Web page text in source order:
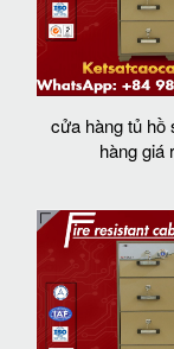
cửa hàng tủ hồ
hàng giá